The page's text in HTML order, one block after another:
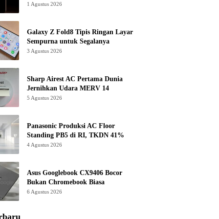
1 Agustus 2026
Galaxy Z Fold8 Tipis Ringan Layar
Sempurna untuk Segalanya
3 Agustus 2026
Sharp Airest AC Pertama Dunia
Jernihkan Udara MERV 14
5 Agustus 2026
Panasonic Produksi AC Floor
Standing PB5 di RI, TKDN 41%
4 Agustus 2026
Asus Googlebook CX9406 Bocor
Bukan Chromebook Biasa
6 Agustus 2026